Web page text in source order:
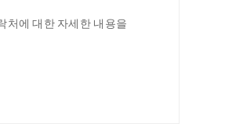
처에 대한 자세한 내용을